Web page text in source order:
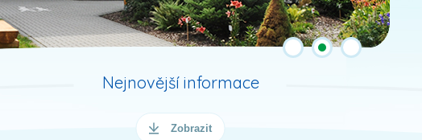
Nejnovější informace
Zobrazit